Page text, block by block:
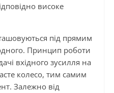
високе
під прямим
Принцип роботи
вхідного зусилля на
колесо, тим самим
Залежно від